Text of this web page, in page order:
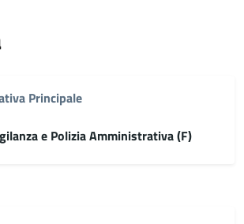
Principale
e Polizia Amministrativa (F)